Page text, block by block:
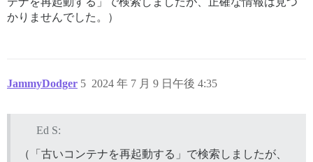
かりませんでした。）
JammyDodger 2024 年 7 月 9 日午後 4:35
5
Ed S:
（「古いコンテナを再起動する」で検索しましたが、